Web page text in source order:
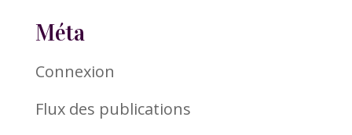
Méta
Connexion
Flux des publications